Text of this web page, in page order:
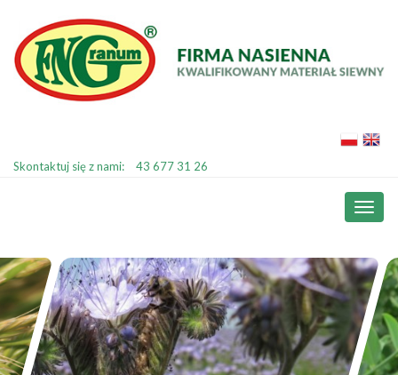
Skontaktuj się z nami: 43 677 31 26